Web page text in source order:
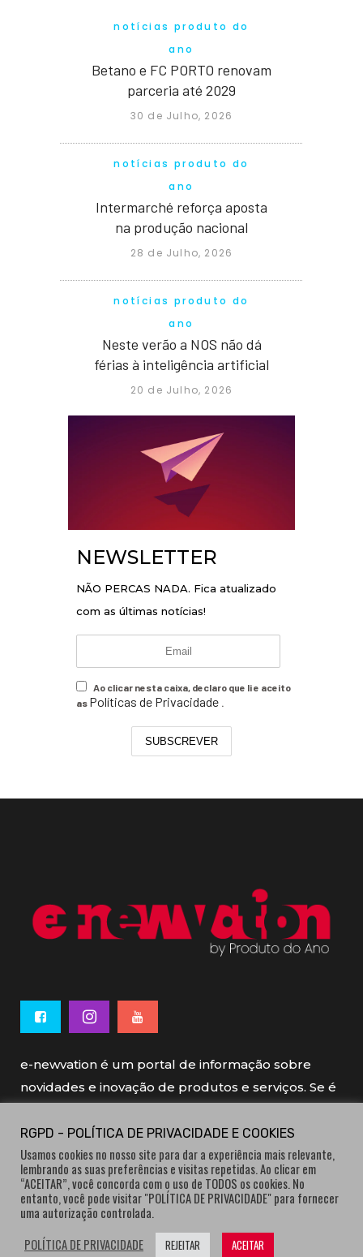
notícias produto do
ano
Betano e FC PORTO renovam
parceria até 2029
30 de Julho, 2026
notícias produto do
ano
Intermarché reforça aposta
na produção nacional
28 de Julho, 2026
notícias produto do
ano
Neste verão a NOS não dá
férias à inteligência artificial
20 de Julho, 2026
NEWSLETTER
NÃO PERCAS NADA. Fica atualizado
com as últimas notícias!
Ao clicar nesta caixa, declaro que li e aceito
as Políticas de Privacidade
SUBSCREVER
e-newvation é um portal de informação sobre
novidades e inovação de produtos e serviços. Se é
e-newvation tem o patrocínio do “Produto do
Ano”, o prémio de inovação atribuído por
consumidores.
RGPD - POLÍTICA DE PRIVACIDADE E COOKIES
Usamos cookies no nosso site para dar a experiência mais relevante,
lembrando as suas preferências e visitas repetidas. Ao clicar em
“ACEITAR”, você concorda com o uso de TODOS os cookies. No
entanto, você pode visitar "POLÍTICA DE PRIVACIDADE" para fornecer
uma autorização controlada.
POLÍTICA DE PRIVACIDADE
REJEITAR ACEITAR